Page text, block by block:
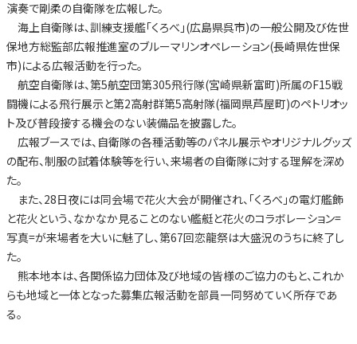
演奏で剛柔の自衛隊を広報した。
海上自衛隊は、訓練支援艦「くろべ」(広島県呉市)の一般公開及び佐世
保地方総監部広報推進室のブルーマリンオペレーション(長崎県佐世保
市)による広報活動を行った。
航空自衛隊は、第5航空団第305飛行隊(宮崎県新富町)所属のF15戦
闘機による飛行展示と第2高射群第5高射隊(福岡県芦屋町)のペトリオッ
ト及び普段接する機会のない装備品を披露した。
広報ブースでは、自衛隊の各種活動等のパネル展示やオリジナルグッズ
の配布、制服の試着体験等を行い、来場者の自衛隊に対する理解を深め
た。
また、28日夜には同会場で花火大会が開催され、「くろべ」の電灯艦飾
と花火という、なかなか見ることのない艦艇と花火のコラボレーション=
写真=が来場者を大いに魅了し、第67回恋龍祭は大盛況のうちに終了し
た。
熊本地本は、各関係協力団体及び地域の皆様のご協力のもと、これか
らも地域と一体となった募集広報活動を部員一同努めていく所存であ
る。